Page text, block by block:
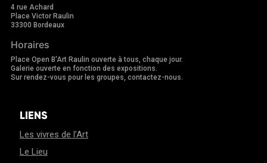
4 rue Achard
Place Victor Raulin
33300 Bordeaux
Horaires
Place Open B'Art Raulin ouverte à tous, chaque jour.
Galerie ouverte en fonction des expositions.
Sur rendez-vous pour les groupes, contactez-nous.
LIENS
Les vivres de l’Art
Le Lieu